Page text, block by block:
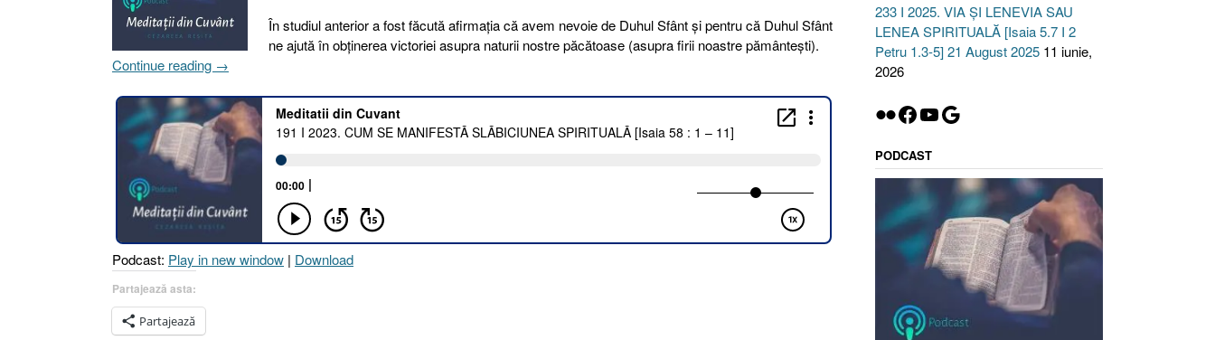
În studiul anterior a fost făcută afirmația că avem nevoie de Duhul Sfânt și pentru că Duhul Sfânt
ne ajută în obținerea victoriei asupra naturii nostre păcătoase (asupra firii noastre pământești).
Continue reading „191
2023.
CUM
SE
MANIFESTĂ
SLĂBICIUNEA
SPIRITUALĂ
[Isaia
58
:
→
Podcast: Play in new window | Download
Partajează asta:
Partajează
233 I 2025. VIA ȘI LENEVIA SAU
LENEA SPIRITUALĂ [Isaia 5.7 I 2
Petru 1.3-5] 21 August 2025 11 iunie,
2026
Flickr
Facebook
YouTube
Google
PODCAST